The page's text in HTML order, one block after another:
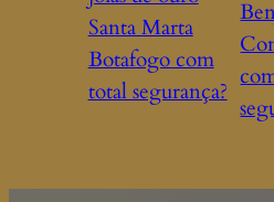
Santa Marta
Botafogo com
total segurança?